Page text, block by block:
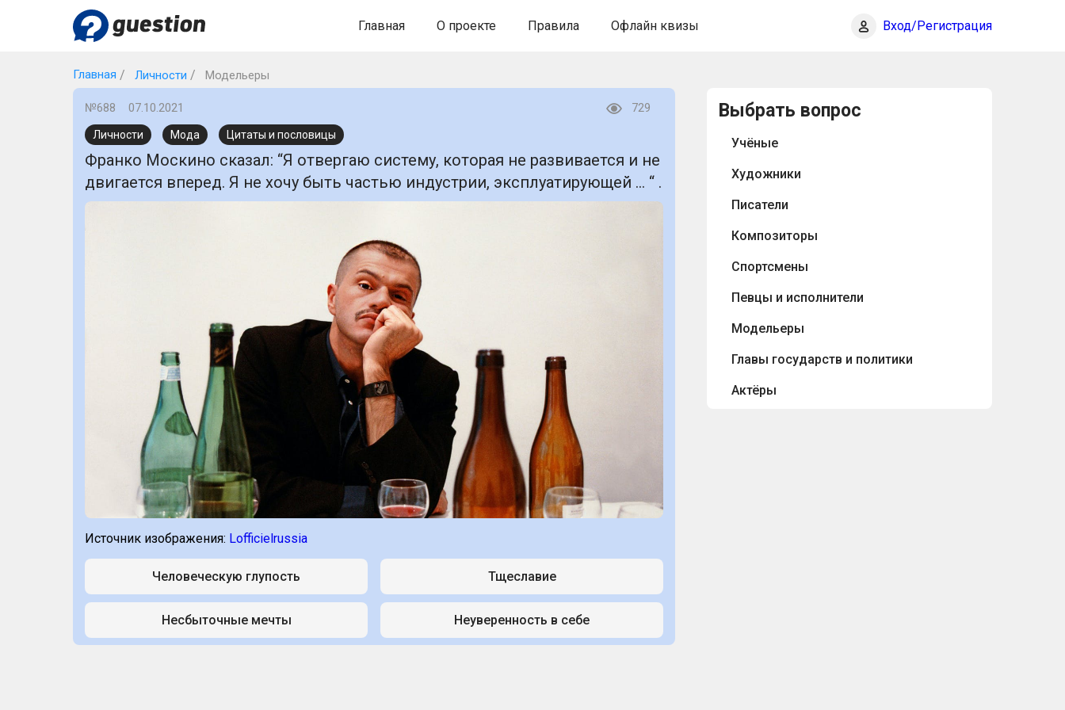
Главная О проекте Правила Офлайн квизы Вход/Регистрация
Главная Личности Модельеры
№688 07.10.2021 729
Личности Мода Цитаты и пословицы
Франко Москино сказал: “Я отвергаю систему, которая не развивается и не
двигается вперед. Я не хочу быть частью индустрии, эксплуатирующей … “ .
Источник изображения: Lofficielrussia
Человеческую глупость Тщеславие
Несбыточные мечты Неуверенность в себе
Выбрать вопрос
Учёные
Художники
Писатели
Композиторы
Спортсмены
Певцы и исполнители
Модельеры
Главы государств и политики
Актёры